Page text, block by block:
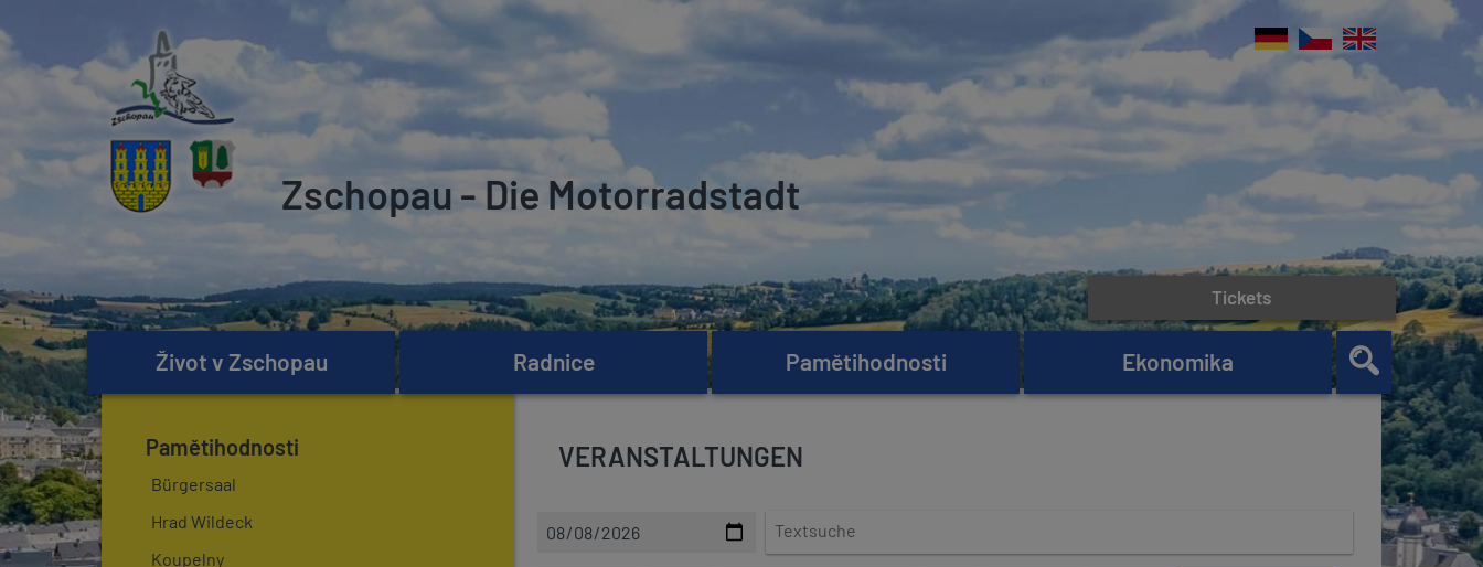
Zschopau - Die Motorradstadt
Život v Zschopau Radnice Pamětihodnosti Ekonomika
Tickets
Pamětihodnosti
Bürgersaal
Hrad Wildeck
Koupelny
VERANSTALTUNGEN